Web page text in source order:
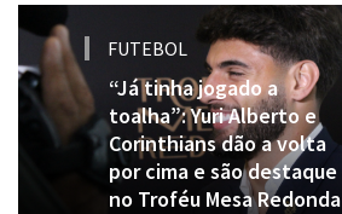
FUTEBOL
“Já tinha jogado a
toalha”: Yuri Alberto e
Corinthians dão a volta
por cima e são destaque
no Troféu Mesa Redonda